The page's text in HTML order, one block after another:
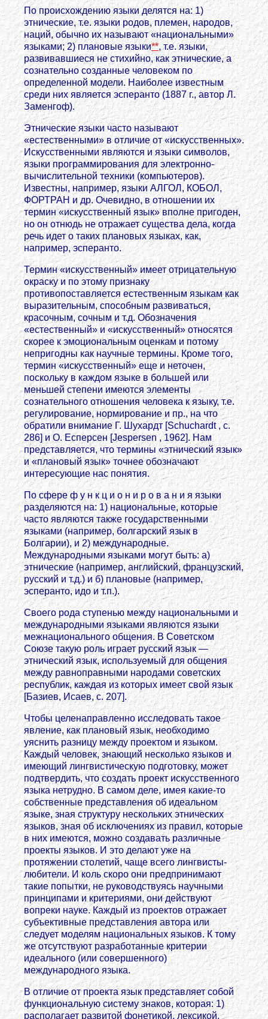
По происхождению языки делятся на: 1)
этнические, т.е. языки родов, племен, народов,
наций, обычно их называют «национальными»
языками; 2) плановые языки**, т.е. языки,
развивавшиеся не стихийно, как этнические, а
сознательно созданные человеком по
определенной модели. Наиболее известным
среди них является эсперанто (1887 г., автор Л.
Заменгоф).
Этнические языки часто называют
«естественными» в отличие от «искусственных».
Искусственными являются и языки символов,
языки программирования для электронно-
вычислительной техники (компьютеров).
Известны, например, языки АЛГОЛ, КОБОЛ,
ФОРТРАН и др. Очевидно, в отношении их
термин «искусственный язык» вполне пригоден,
но он отнюдь не отражает существа дела, когда
речь идет о таких плановых языках, как,
например, эсперанто.
Термин «искусственный» имеет отрицательную
окраску и по этому признаку
противопоставляется естественным языкам как
выразительным, способным развиваться,
красочным, сочным и т.д. Обозначения
«естественный» и «искусственный» относятся
скорее к эмоциональным оценкам и потому
непригодны как научные термины. Кроме того,
термин «искусственный» еще и неточен,
поскольку в каждом языке в большей или
меньшей степени имеются элементы
сознательного отношения человека к языку, т.е.
регулирование, нормирование и пр., на что
обратили внимание Г. Шухардт [Schuchardt , с.
286] и О. Есперсен [Jespersen , 1962]. Нам
представляется, что термины «этнический язык»
и «плановый язык» точнее обозначают
интересующие нас понятия.
По сфере ф у н к ц и о н и р о в а н и я языки
разделяются на: 1) национальные, которые
часто являются также государственными
языками (например, болгарский язык в
Болгарии), и 2) международные.
Международными языками могут быть: а)
этнические (например, английский, французский,
русский и т.д.) и б) плановые (например,
эсперанто, идо и т.п.).
Своего рода ступенью между национальными и
международными языками являются языки
межнационального общения. В Советском
Союзе такую роль играет русский язык —
этнический язык, используемый для общения
между равноправными народами советских
республик, каждая из которых имеет свой язык
[Базиев, Исаев, с. 207].
Чтобы целенаправленно исследовать такое
явление, как плановый язык, необходимо
уяснить разницу между проектом и языком.
Каждый человек, знающий несколько языков и
имеющий лингвистическую подготовку, может
подтвердить, что создать проект искусственного
языка нетрудно. В самом деле, имея какие-то
собственные представления об идеальном
языке, зная структуру нескольких этнических
языков, зная об исключениях из правил, которые
в них имеются, можно создавать различные
проекты языков. И это делают уже на
протяжении столетий, чаще всего лингвисты-
любители. И коль скоро они предпринимают
такие попытки, не руководствуясь научными
принципами и критериями, они действуют
вопреки науке. Каждый из проектов отражает
субъективные представления автора или
следует моделям национальных языков. К тому
же отсутствуют разработанные критерии
идеального (или совершенного)
международного языка.
В отличие от проекта язык представляет собой
функциональную систему знаков, которая: 1)
располагает развитой фонетикой, лексикой,